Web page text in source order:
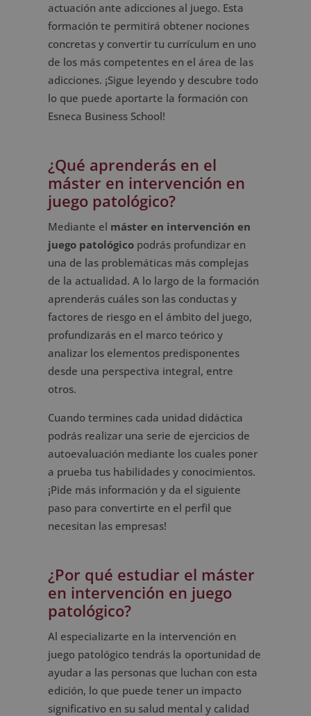
actuación ante adicciones al juego. Esta
formación te permitirá obtener nociones
concretas y convertir tu currículum en uno
de los más competentes en el área de las
adicciones. ¡Sigue leyendo y descubre todo
lo que puede aportarte la formación con
Esneca Business School!
¿Qué aprenderás en el
máster en intervención en
juego patológico?
Mediante el máster en intervención en
juego patológicopodrás profundizar en
una de las problemáticas más complejas
de la actualidad. A lo largo de la formación
aprenderás cuáles son las conductas y
factores de riesgo en el ámbito del juego,
profundizarás en el marco teórico y
analizar los elementos predisponentes
desde una perspectiva integral, entre
otros.
Cuando termines cada unidad didáctica
podrás realizar una serie de ejercicios de
autoevaluación mediante los cuales poner
a prueba tus habilidades y conocimientos.
¡Pide más información y da el siguiente
paso para convertirte en el perfil que
necesitan las empresas!
¿Por qué estudiar el máster
en intervención en juego
patológico?
Al especializarte en la intervención en
juego patológico tendrás la oportunidad de
ayudar a las personas que luchan con esta
edición, lo que puede tener un impacto
significativo en su salud mental y calidad